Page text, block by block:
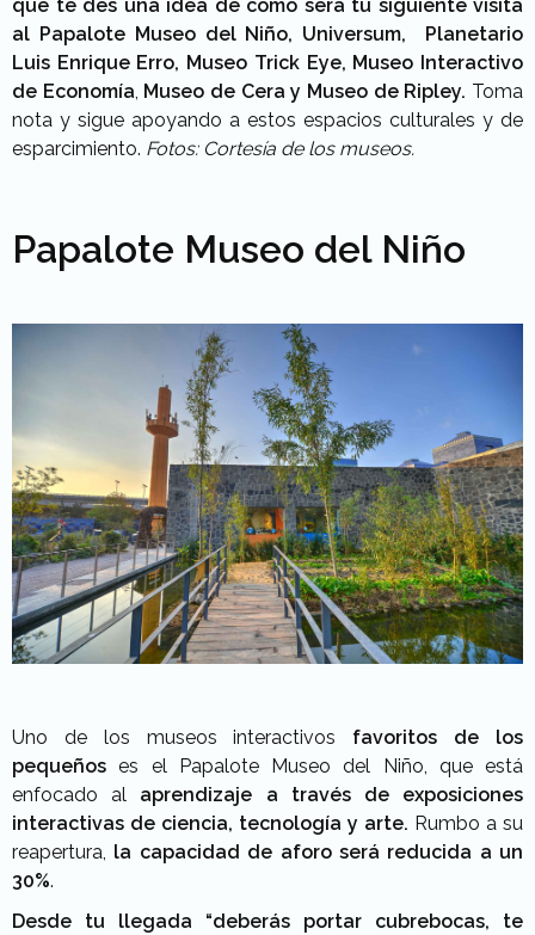
que te des una idea de cómo será tu siguiente visita
al Papalote Museo del Niño, Universum, Planetario
Luis Enrique Erro, Museo Trick Eye, Museo Interactivo
de Economía Museo de Cera y Museo de Ripley. Toma
nota y sigue apoyando a estos espacios culturales y de
esparcimiento. Fotos: Cortesía de los museos.
Papalote Museo del Niño
Uno de los museos interactivos favoritos de los
pequeñoses el Papalote Museo del Niño, que está
enfocado al aprendizaje a través de exposiciones
interactivas de ciencia, tecnología y arte. Rumbo a su
reapertura, la capacidad de aforo será reducida a un
30%.
Desde tu llegada “deberás portar cubrebocas, te